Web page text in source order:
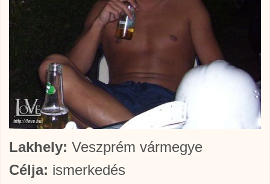
Lakhely: Veszprém vármegye
Célja: ismerkedés